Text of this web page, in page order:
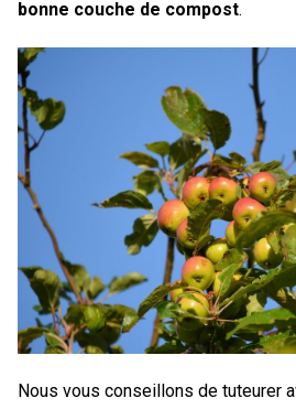
bonne couche de compost.
Nous vous conseillons de tuteurer